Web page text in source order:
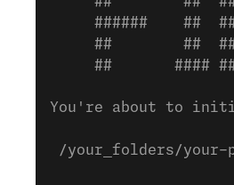
######    ##
##        ##
##       ####
You're about to
/your_folders/your-